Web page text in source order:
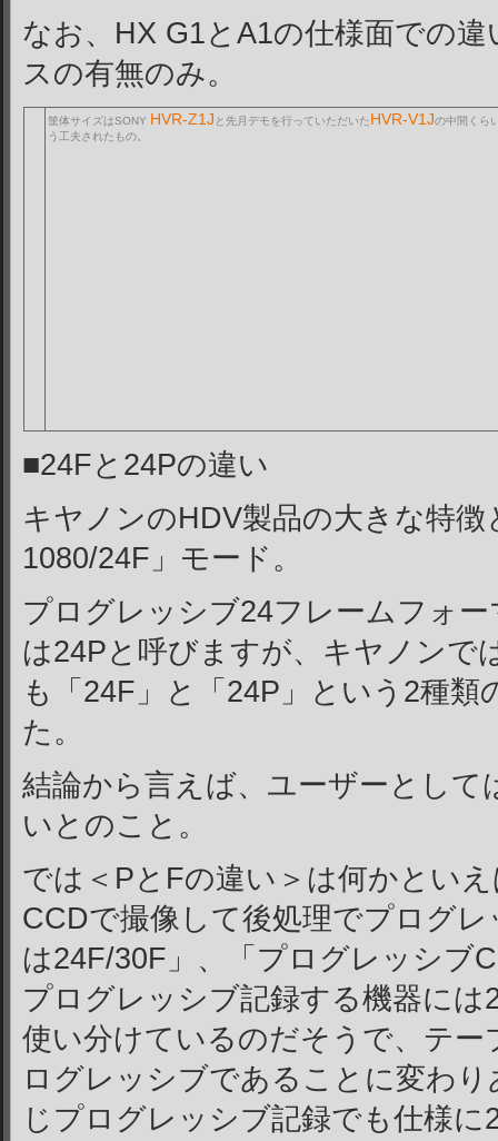
なお、HX G1とA1の仕様面での
スの有無のみ。
筐体サイズはSONY HVR-Z1J と先月デモを行っていただいたHVR-V1Jの中間くら
う工夫されたもの。
■24Fと24Pの違い
キヤノンのHDV製品の大きな特
1080/24F」モード。
プログレッシブ24フレームフォ
は24Pと呼びますが、キヤノンで
も「24F」と「24P」という2種
た。
結論から言えば、ユーザーとし
いとのこと。
では＜PとFの違い＞は何かとい
CCDで撮像して後処理でプログ
は24F/30F」、「プログレッシブ
プログレッシブ記録する機器には
使い分けているのだそうで、テ
ログレッシブであることに変わ
じプログレッシブ記録でも仕様